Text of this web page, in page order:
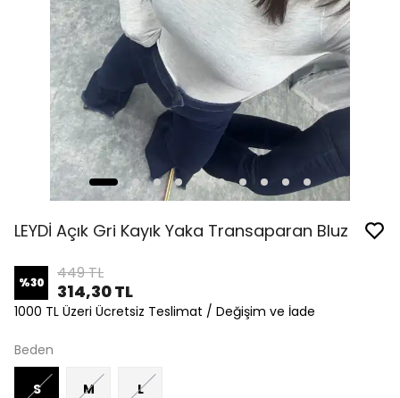
LEYDİ Açık Gri Kayık Yaka Transaparan Bluz
%30 449 TL
314,30 TL
1000 TL Üzeri Ücretsiz Teslimat / Değişim ve İade
Beden
S M L